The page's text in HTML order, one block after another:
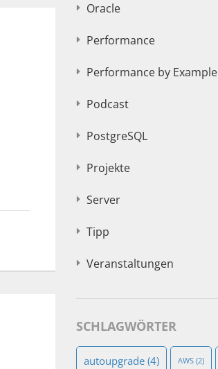
Oracle
Performance
Performance by Example
Podcast
PostgreSQL
Projekte
Server
Tipp
Veranstaltungen
SCHLAGWÖRTER
autoupgrade (4) AWS (2)